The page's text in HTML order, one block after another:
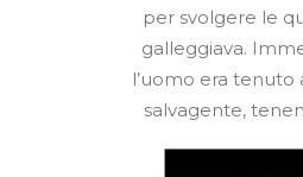
per svolgere le
galleggiava.
l’uomo era
salvagente,